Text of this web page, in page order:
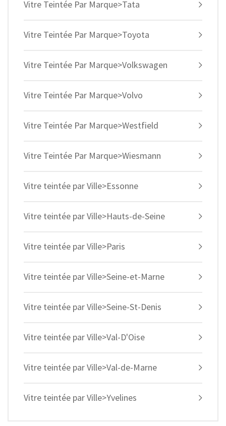
Vitre Teintée Par Marque>Tata
Vitre Teintée Par Marque>Toyota
Vitre Teintée Par Marque>Volkswagen
Vitre Teintée Par Marque>Volvo
Vitre Teintée Par Marque>Westfield
Vitre Teintée Par Marque>Wiesmann
Vitre teintée par Ville>Essonne
Vitre teintée par Ville>Hauts-de-Seine
Vitre teintée par Ville>Paris
Vitre teintée par Ville>Seine-et-Marne
Vitre teintée par Ville>Seine-St-Denis
Vitre teintée par Ville>Val-D'Oise
Vitre teintée par Ville>Val-de-Marne
Vitre teintée par Ville>Yvelines